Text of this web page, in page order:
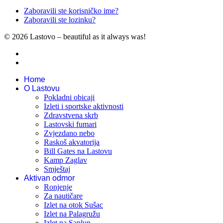
Zaboravili ste korisničko ime?
Zaboravili ste lozinku?
© 2026 Lastovo – beautiful as it always was!
Home
O Lastovu
Pokladni obicaji
Izleti i sportske aktivnosti
Zdravstvena skrb
Lastovski fumari
Zvjezdano nebo
Raskoš akvatorija
Bill Gates na Lastovu
Kamp Zaglav
Smještaj
Aktivan odmor
Ronjenje
Za nautičare
Izlet na otok Sušac
Izlet na Palagružu